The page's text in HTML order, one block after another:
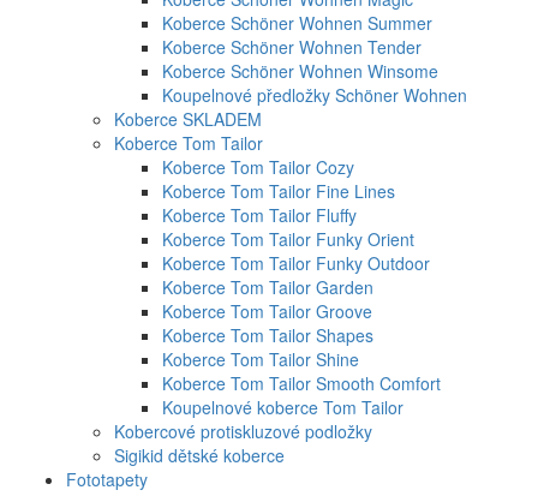
Koberce Schöner Wohnen Summer
Koberce Schöner Wohnen Tender
Koberce Schöner Wohnen Winsome
Koupelnové předložky Schöner Wohnen
Koberce SKLADEM
Koberce Tom Tailor
Koberce Tom Tailor Cozy
Koberce Tom Tailor Fine Lines
Koberce Tom Tailor Fluffy
Koberce Tom Tailor Funky Orient
Koberce Tom Tailor Funky Outdoor
Koberce Tom Tailor Garden
Koberce Tom Tailor Groove
Koberce Tom Tailor Shapes
Koberce Tom Tailor Shine
Koberce Tom Tailor Smooth Comfort
Koupelnové koberce Tom Tailor
Kobercové protiskluzové podložky
Sigikid dětské koberce
Fototapety